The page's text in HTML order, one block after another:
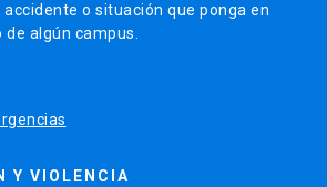
o situación que ponga en
algún campus.
Y VIOLENCIA